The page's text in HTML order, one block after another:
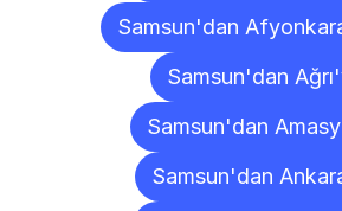
Samsun'dan
Samsun'dan
Samsun'dan
Samsun'dan